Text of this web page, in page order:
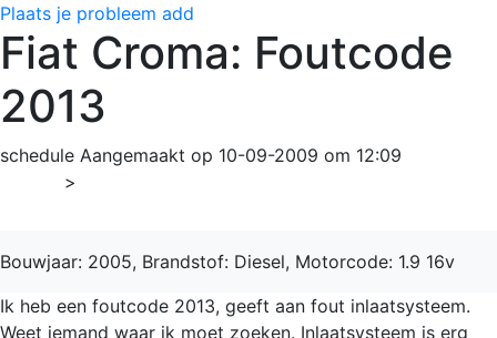
Plaats je probleem add
Fiat Croma: Foutcode
2013
schedule Aangemaakt op 10-09-2009 om 12:09
>
Bouwjaar: 2005, Brandstof: Diesel, Motorcode: 1.9 16v
Ik heb een foutcode 2013, geeft aan fout inlaatsysteem.
Weet iemand waar ik moet zoeken. Inlaatsysteem is erg